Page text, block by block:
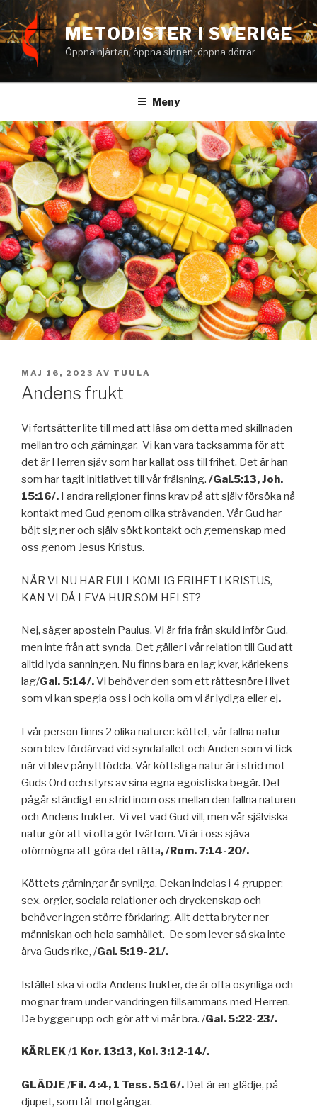
Hoppa
till
innehåll
METODISTER I SVERIGE
Öppna hjärtan, öppna sinnen, öppna dörrar
Meny
PUBLICERAT
MAJ 16, 2023 AV TUULA
Andens frukt
Vi fortsätter lite till med att läsa om detta med skillnaden
mellan tro och gärningar. Vi kan vara tacksamma för att
det är Herren sjäv som har kallat oss till frihet. Det är han
som har tagit initiativet till vår frälsning. /Gal.5:13, Joh.
15:16/. I andra religioner finns krav på att själv försöka nå
kontakt med Gud genom olika strävanden. Vår Gud har
böjt sig ner och själv sökt kontakt och gemenskap med
oss genom Jesus Kristus.
NÄR VI NU HAR FULLKOMLIG FRIHET I KRISTUS,
KAN VI DÅ LEVA HUR SOM HELST?
Nej, säger aposteln Paulus. Vi är fria från skuld inför Gud,
men inte från att synda. Det gäller i vår relation till Gud att
alltid lyda sanningen. Nu finns bara en lag kvar, kärlekens
lag/Gal. 5:14/.Vi behöver den som ett rättesnöre i livet
som vi kan spegla oss i och kolla om vi är lydiga eller ej.
I vår person finns 2 olika naturer: köttet, vår fallna natur
som blev fördärvad vid syndafallet och Anden som vi fick
när vi blev pånyttfödda. Vår köttsliga natur är i strid mot
Guds Ord och styrs av sina egna egoistiska begär. Det
pågår ständigt en strid inom oss mellan den fallna naturen
och Andens frukter. Vi vet vad Gud vill, men vår själviska
natur gör att vi ofta gör tvärtom. Vi är i oss sjäva
oförmögna att göra det rätta, /Rom. 7:14-20/.
Köttets gärningar är synliga. Dekan indelas i 4 grupper:
sex, orgier, sociala relationer och dryckenskap och
behöver ingen större förklaring. Allt detta bryter ner
människan och hela samhället. De som lever så ska inte
ärva Guds rike, /Gal. 5:19-21/.
Istället ska vi odla Andens frukter, de är ofta osynliga och
mognar fram under vandringen tillsammans med Herren.
De bygger upp och gör att vi mår bra. /Gal. 5:22-23/.
KÄRLEK/1 Kor. 13:13, Kol. 3:12-14/.
GLÄDJE/Fil. 4:4, 1 Tess. 5:16/. Det är en glädje, på
djupet, som tål motgångar.